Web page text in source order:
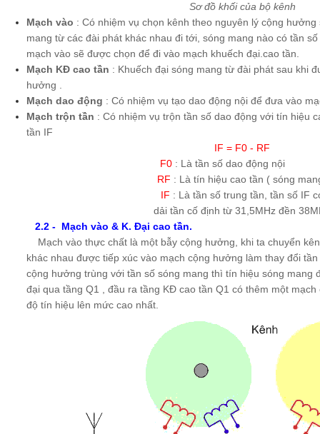
Sơ đồ khối của bộ kênh
Mạch vào : Có nhiệm vụ chọn kênh theo nguyên lý cộng
mang từ các đài phát khác nhau đi tới, sóng mang nào có tần
mạch vào sẽ được chọn để đi vào mạch khuếch đại.cao tần.
Mạch KĐ cao tần : Khuếch đại sóng mang từ đài phát sau khi
hưởng .
Mạch dao động : Có nhiệm vụ tạo dao động nội để đưa vào
Mạch trộn tần : Có nhiệm vụ trộn tần số dao động với tín hiệu
tần IF
IF = F0 - RF
F0: Là tần số dao động
RF : Là tín hiệu cao tần ( sóng
IF : Là tần số trung tần, tần số IF
dải tần cố định từ 31,5MHz đền
2.2 - Mạch vào & K. Đại cao tần.
Mạch vào thực chất là một bẫy cộng hưởng, khi ta chuyển
khác nhau được tiếp xúc vào mạch cộng hưởng làm thay đổi
cộng hưởng trùng với tần số sóng mang thì tín hiệu sóng mang
đại qua tầng Q1 , đầu ra tầng KĐ cao tần Q1 có thêm một
độ tín hiệu lên mức cao nhất.